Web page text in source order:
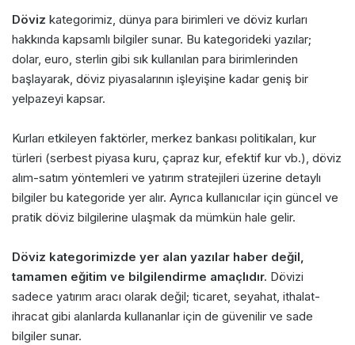
Döviz kategorimiz, dünya para birimleri ve döviz kurları
hakkında kapsamlı bilgiler sunar. Bu kategorideki yazılar;
dolar, euro, sterlin gibi sık kullanılan para birimlerinden
başlayarak, döviz piyasalarının işleyişine kadar geniş bir
yelpazeyi kapsar.
Kurları etkileyen faktörler, merkez bankası politikaları, kur
türleri (serbest piyasa kuru, çapraz kur, efektif kur vb.), döviz
alım-satım yöntemleri ve yatırım stratejileri üzerine detaylı
bilgiler bu kategoride yer alır. Ayrıca kullanıcılar için güncel ve
pratik döviz bilgilerine ulaşmak da mümkün hale gelir.
Döviz kategorimizde yer alan yazılar haber değil,
tamamen eğitim ve bilgilendirme amaçlıdır. Dövizi
sadece yatırım aracı olarak değil; ticaret, seyahat, ithalat-
ihracat gibi alanlarda kullananlar için de güvenilir ve sade
bilgiler sunar.